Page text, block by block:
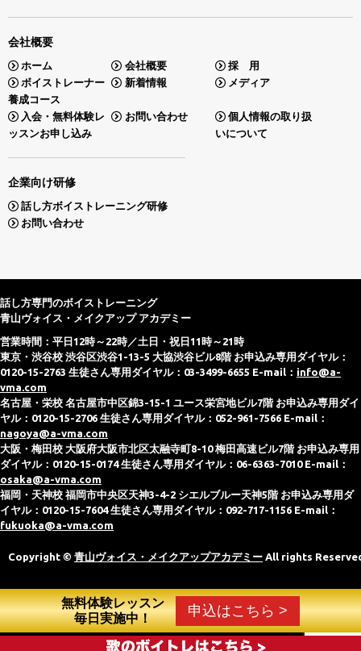
無料体験レッスン
毎日実施中！
申込はこちら >
会社概要
ホーム 会社概要
採 用
ボイストレーナー
養成コース
新着情報 メディア
入会・無料体験レ
ッスンお申し込み
お問い合わせ
個人情報の取り扱
いについて
企業向け研修
話し方ボイストレーニング研修
お問い合わせ
話し方専門のボイストレーニング
青山ヴォイス・メイクアップ アカデミー
営業時間：平日12時～22時／土日・祝日11時～21時
東京・渋谷校 渋谷区渋谷1-13-5 大協渋谷ビル8階 お申込み専用ダイヤル：
0120-15-2763 生徒さん専用ダイヤル：03-3499-6655 E-mail： info@a-
vma.com
名古屋・栄校 名古屋市中区錦3-15-1 ユース栄宮地ビル7階 お申込み専用ダイ
ヤル：0120-15-2706 生徒さん専用ダイヤル：052-961-7566 E-mail：
nagoya@a-vma.com
大阪・梅田校 大阪府大阪市北区太融寺町8-10 梅田高速ビル7階 お申込み専用
ダイヤル：0120-15-0174 生徒さん専用ダイヤル：06-6363-7010 E-mail：
osaka@a-vma.com
福岡・天神校 福岡市中央区天神3-4-2 シエルブルー天神5階 お申込み専用ダ
イヤル：0120-15-7604 生徒さん専用ダイヤル：092-717-1156 E-mail：
fukuoka@a-vma.com
Copyright © 青山ヴォイス・メイクアップアカデミー All rights